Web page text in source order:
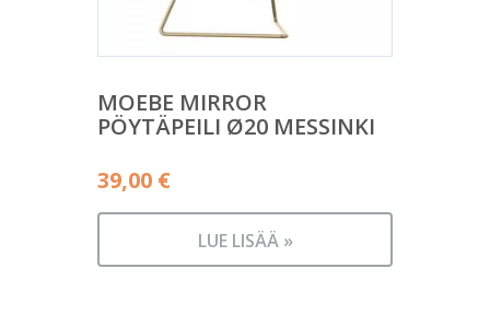
MOEBE MIRROR
PÖYTÄPEILI Ø20 MESSINKI
39,00 €
LUE LISÄÄ »